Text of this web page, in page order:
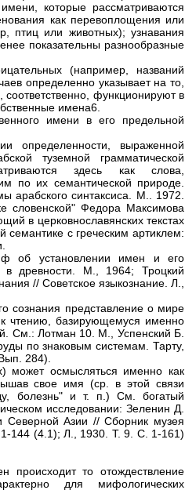
которые рассматриваются
как перевоплощения или
птиц или животных); узнавания
показательны разнообразные
(например, названий
определенно указывает на то,
функционируют в
имена6.
имени в его предельной
определенности, выраженной
туземной грамматической
здесь как слова,
по их семантической природе.
арабского синтаксиса. М.. 1972.
словенской" Федора Максимова
в церковнославянских текстах
семантике с греческим артиклем:
об установлении имен и его
в древности. М., 1964; Троцкий
// Советское языкознание. Л.,
сознания представление о мире
к чтению, базирующемуся именно
См.: Лотман 10. М., Успенский Б.
по знаковым системам. Тарту,
284).
может осмысляться именно как
свое имя (ср. в этой связи
болезнь" и т. п.) См. богатый
исследовании: Зеленин Д.
Северной Азии // Сборник музея
144 (4.1); Л., 1930. Т. 9. С. 1-161)
то отождествление
для мифологических